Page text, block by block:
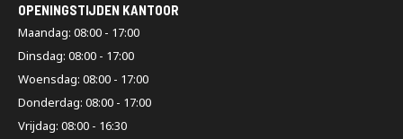
OPENINGSTIJDEN KANTOOR
Maandag: 08:00 - 17:00
Dinsdag: 08:00 - 17:00
Woensdag: 08:00 - 17:00
Donderdag: 08:00 - 17:00
Vrijdag: 08:00 - 16:30